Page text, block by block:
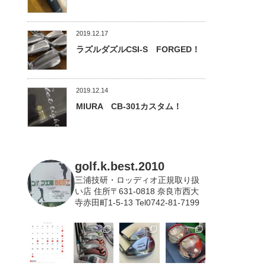
2019.12.17
ラズルダズルCSI-S FORGED！
2019.12.14
MIURA CB-301カスタム！
golf.k.best.2010
三浦技研・ロッディオ正規取り扱
い店 住所〒631-0818 奈良市西大
寺赤田町1-5-13 Tel0742-81-7199